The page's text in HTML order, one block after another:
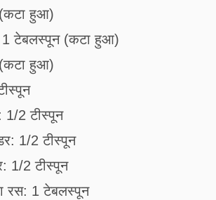
हुआ)
1 टेबलस्पून (कटा हुआ)
हुआ)
1/2 टीस्पून
1/2 टीस्पून
1/2 टीस्पून
रस: 1 टेबलस्पून